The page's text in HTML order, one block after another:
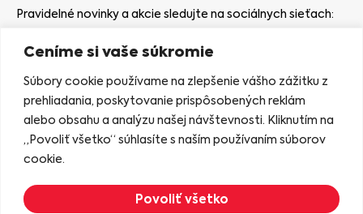
Ceníme si vaše súkromie
Súbory cookie používame na zlepšenie vášho zážitku z
prehliadania, poskytovanie prispôsobených reklám
alebo obsahu a analýzu našej návštevnosti. Kliknutím na
„Povoliť všetko“ súhlasíte s naším používaním súborov
cookie.
Povoliť všetko
Pravidelné novinky a akcie sledujte na sociálnych sieťach:
Kamenná predajňa
Nám. gen. Štefaníka 7
06401 Stará Ľubovňa